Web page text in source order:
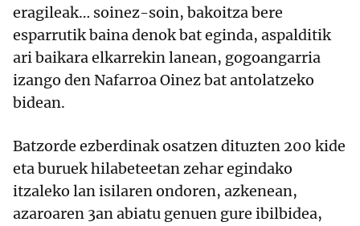
eragileak… soinez-soin, bakoitza bere
esparrutik baina denok bat eginda, aspalditik
ari baikara elkarrekin lanean, gogoangarria
izango den Nafarroa Oinez bat antolatzeko
bidean.
Batzorde ezberdinak osatzen dituzten 200 kide
eta buruek hilabeteetan zehar egindako
itzaleko lan isilaren ondoren, azkenean,
azaroaren 3an abiatu genuen gure ibilbidea,